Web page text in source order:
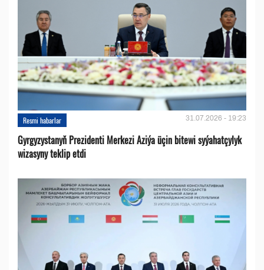
Resmi habarlar 31.07.2026 - 19:23
Gyrgyzystanyň Prezidenti Merkezi Aziýa üçin bitewi syýahatçylyk
wizasyny teklip etdi